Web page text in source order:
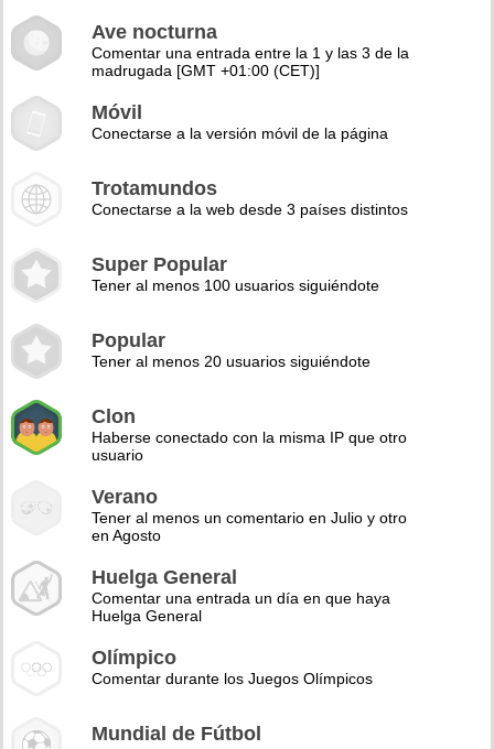
Ave nocturna
Comentar una entrada entre la 1 y las 3 de la
madrugada [GMT +01:00 (CET)]
Móvil
Conectarse a la versión móvil de la página
Trotamundos
Conectarse a la web desde 3 países distintos
Super Popular
Tener al menos 100 usuarios siguiéndote
Popular
Tener al menos 20 usuarios siguiéndote
Clon
Haberse conectado con la misma IP que otro
usuario
Verano
Tener al menos un comentario en Julio y otro
en Agosto
Huelga General
Comentar una entrada un día en que haya
Huelga General
Olímpico
Comentar durante los Juegos Olímpicos
Mundial de Fútbol